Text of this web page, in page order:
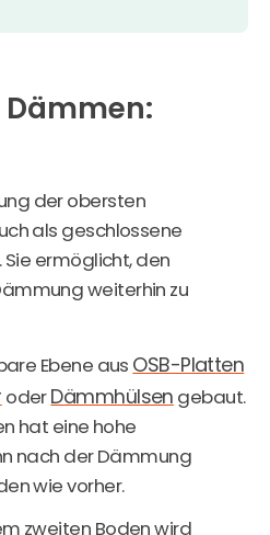
der obersten
als geschlossene
ermöglicht, den
weiterhin zu
Ebene aus OSB-Platten
oderDämmhülsen gebaut.
hat eine hohe
nach der Dämmung
wie vorher.
zweiten Boden wird